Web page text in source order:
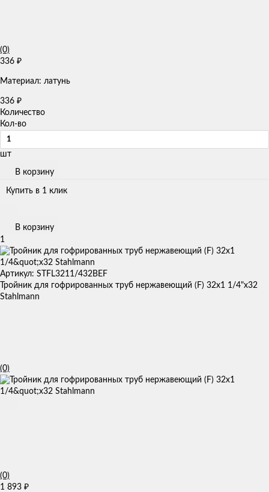
(0)
336 ₽
Материал: латунь
336 ₽
Количество
Кол-во
шт
В корзину
Купить в 1 клик
В корзину
1
Артикул: STFL3211/432BEF
Тройник для гофрированных труб нержавеющий (F) 32x1 1/4"х32
Stahlmann
(0)
(0)
1 893 ₽